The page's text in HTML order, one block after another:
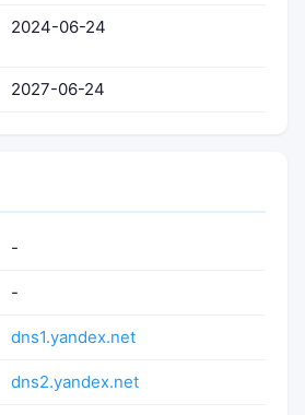
2024-06-24
2027-06-24
-
-
dns1.yandex.net
dns2.yandex.net